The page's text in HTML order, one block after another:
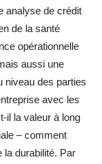
analyse de crédit
de la santé
opérationnelle
aussi une
niveau des parties
avec les
il la valeur à long
– comment
la durabilité. Par